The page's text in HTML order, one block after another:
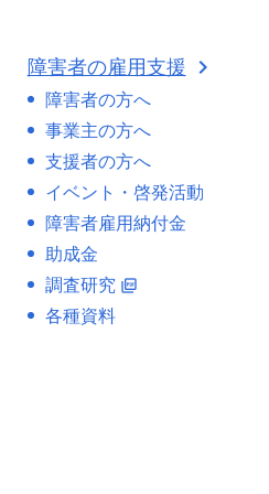
障害者の雇用支援
障害者の方へ
事業主の方へ
支援者の方へ
イベント・啓発活動
障害者雇用納付金
助成金
調査研究 picture_as_pdf
各種資料